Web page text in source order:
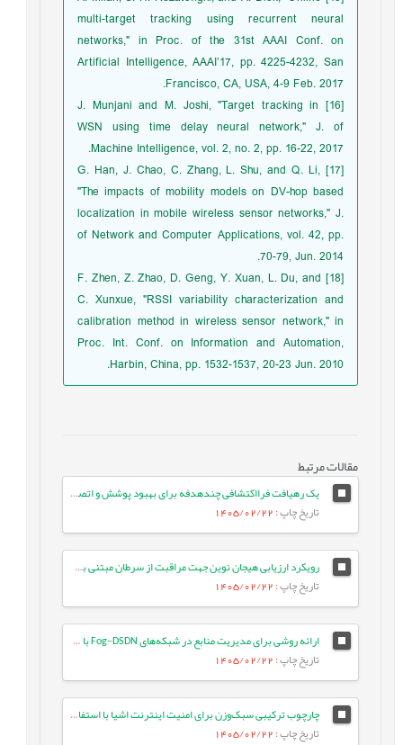
multi-target tracking using recurrent neural
networks," in Proc. of the 31st AAAI Conf. on
Artificial Intelligence, AAAI’17, pp. 4225-4232, San
Francisco, CA, USA, 4-9 Feb. 2017.
[16] J. Munjani and M. Joshi, "Target tracking in
WSN using time delay neural network," J. of
Machine Intelligence, vol. 2, no. 2, pp. 16-22, 2017.
[17] G. Han, J. Chao, C. Zhang, L. Shu, and Q. Li,
"The impacts of mobility models on DV-hop based
localization in mobile wireless sensor networks," J.
of Network and Computer Applications, vol. 42, pp.
70-79, Jun. 2014.
[18] F. Zhen, Z. Zhao, D. Geng, Y. Xuan, L. Du, and
C. Xunxue, "RSSI variability characterization and
calibration method in wireless sensor network," in
Proc. Int. Conf. on Information and Automation,
Harbin, China, pp. 1532-1537, 20-23 Jun. 2010.
مقالات مرتبط
یک رهیافت فرااکتشافی چندهدفه برای بهبود پوشش و اتصال در شبکه‌های حسگر بی‌سیم
تاریخ چاپ: 1405/02/22
رویکرد ارزیابی هیجان نوین جهت مراقبت از سرطان مبتنی بر مدل‌های زبانی بزرگ
تاریخ چاپ: 1405/02/22
ارائه روشی برای مدیریت منابع در شبکه‌های Fog-DSDN با بهره‌گیری از معماری میکروسرویس و شبکه‌های ESN
تاریخ چاپ: 1405/02/22
چارچوب ترکیبی سبک‌وزن برای امنیت اینترنت اشیا با استفاده از جنگل تصادفی بهینه و انتخاب ویژگی تطبیقی در معماری لبه-ابری
تاریخ چاپ: 1405/02/22